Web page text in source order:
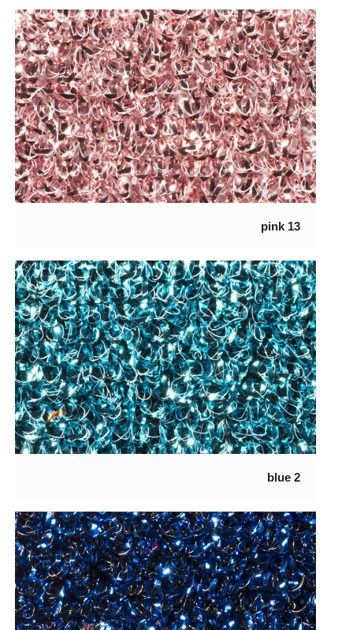
13 pink
2 blue